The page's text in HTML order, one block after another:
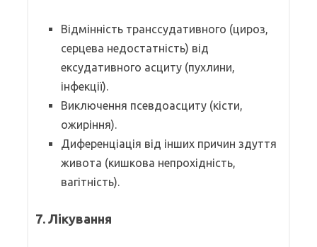
Відмінність транссудативного (цироз,
серцева недостатність) від
ексудативного асциту (пухлини,
інфекції).
Виключення псевдоасциту (кісти,
ожиріння).
Диференціація від інших причин здуття
живота (кишкова непрохідність,
вагітність).
7. Лікування